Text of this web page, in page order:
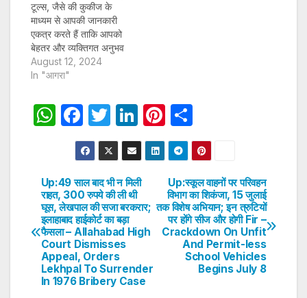
टूल्स, जैसे की कुकीज के
माध्यम से आपकी जानकारी
एकत्र करते हैं ताकि आपको
बेहतर और व्यक्तिगत अनुभव
प्रदान कर सकें और लक्षित
विज्ञापन पेश कर सकें। अगर
आपका ईमेल पता, फोन नंबर
और अन्य विवरण पूरी तरह
सुरक्षित तरीके…
August 12, 2024
In "आगरा"
W
s
A
p
p
F
a
c
e
b
o
o
k
T
w
itt
er
Li
n
k
e
dI
n
Pi
nt
er
e
st
h
ar
e
Post
navigation
Up:स्कूल वाहनों पर परिवहन
विभाग का शिकंजा, 15 जुलाई
तक विशेष अभियान; इन त्रुटियों
पर होंगे सीज और होगी Fir –
Crackdown On Unfit
And Permit-less
School Vehicles
Begins July 8
Up:49 साल बाद भी न मिली
राहत, 300 रुपये की ली थी
घूस, लेखपाल की सजा बरकरार;
इलाहाबाद हाईकोर्ट का बड़ा
फैसला – Allahabad High
Court Dismisses
Appeal, Orders
Lekhpal To Surrender
In 1976 Bribery Case